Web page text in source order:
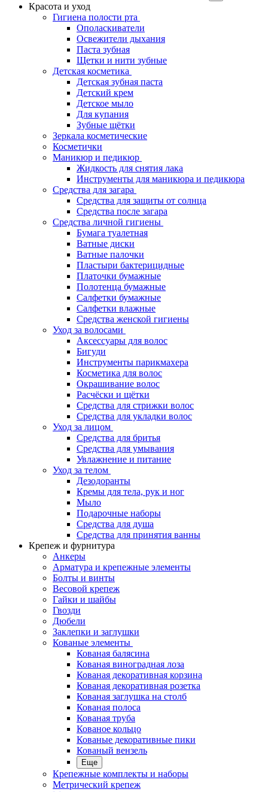
Красота и уход
Гигиена полости рта
Ополаскиватели
Освежители дыхания
Паста зубная
Щетки и нити зубные
Детская косметика
Детская зубная паста
Детский крем
Детское мыло
Для купания
Зубные щётки
Зеркала косметические
Косметички
Маникюр и педикюр
Жидкость для снятия лака
Инструменты для маникюра и педикюра
Средства для загара
Средства для защиты от солнца
Средства после загара
Средства личной гигиены
Бумага туалетная
Ватные диски
Ватные палочки
Пластыри бактерицидные
Платочки бумажные
Полотенца бумажные
Салфетки бумажные
Салфетки влажные
Средства женской гигиены
Уход за волосами
Аксессуары для волос
Бигуди
Инструменты парикмахера
Косметика для волос
Окрашивание волос
Расчёски и щётки
Средства для стрижки волос
Средства для укладки волос
Уход за лицом
Средства для бритья
Средства для умывания
Увлажнение и питание
Уход за телом
Дезодоранты
Кремы для тела, рук и ног
Мыло
Подарочные наборы
Средства для душа
Средства для принятия ванны
Крепеж и фурнитура
Анкеры
Арматура и крепежные элементы
Болты и винты
Весовой крепеж
Гайки и шайбы
Гвозди
Дюбели
Заклепки и заглушки
Кованые элементы
Кованая балясина
Кованая виноградная лоза
Кованая декоративная корзина
Кованая декоративная розетка
Кованая заглушка на столб
Кованая полоса
Кованая труба
Кованое кольцо
Кованые декоративные пики
Кованый вензель
Еще
Крепежные комплекты и наборы
Метрический крепеж